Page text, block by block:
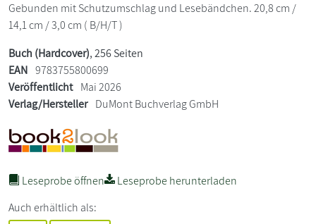
Gebunden mit Schutzumschlag und Lesebändchen. 20,8 cm /
14,1 cm / 3,0 cm ( B/H/T )
Buch (Hardcover), 256 Seiten
EAN 9783755800699
Veröffentlicht Mai 2026
Verlag/Hersteller DuMont Buchverlag GmbH
Leseprobe öffnen
Leseprobe herunterladen
Auch erhältlich als: